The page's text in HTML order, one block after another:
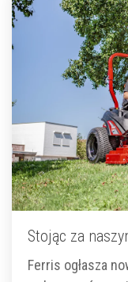
Stojąc za
Ferris ogłasza